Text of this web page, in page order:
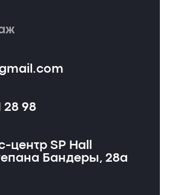
28 98
центр SP Hall
Бандеры, 28а